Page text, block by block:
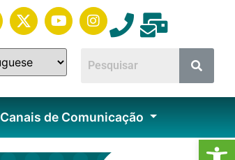
Canais de Comunicação